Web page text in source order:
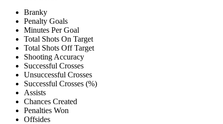
Branky
Penalty Goals
Minutes Per Goal
Total Shots On Target
Total Shots Off Target
Shooting Accuracy
Successful Crosses
Unsuccessful Crosses
Successful Crosses (%)
Assists
Chances Created
Penalties Won
Offsides